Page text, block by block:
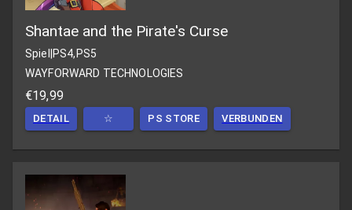
Shantae and the Pirate's Curse
Spiel
PS4,PS5
WAYFORWARD TECHNOLOGIES
€19,99
DETAIL ☆ PS STORE VERBUNDEN